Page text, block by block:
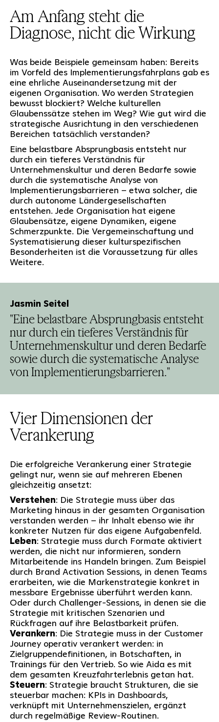
Am Anfang steht die
Diagnose, nicht die Wirkung
Was beide Beispiele gemeinsam haben: Bereits
im Vorfeld des Implementierungsfahrplans gab es
eine ehrliche Auseinandersetzung mit der
eigenen Organisation. Wo werden Strategien
bewusst blockiert? Welche kulturellen
Glaubenssätze stehen im Weg? Wie gut wird die
strategische Ausrichtung in den verschiedenen
Bereichen tatsächlich verstanden?
Eine belastbare Absprungbasis entsteht nur
durch ein tieferes Verständnis für
Unternehmenskultur und deren Bedarfe sowie
durch die systematische Analyse von
Implementierungsbarrieren – etwa solcher, die
durch autonome Ländergesellschaften
entstehen. Jede Organisation hat eigene
Glaubensätze, eigene Dynamiken, eigene
Schmerzpunkte. Die Vergemeinschaftung und
Systematisierung dieser kulturspezifischen
Besonderheiten ist die Voraussetzung für alles
Weitere.
Jasmin Seitel
"Eine belastbare Absprungbasis entsteht
nur durch ein tieferes Verständnis für
Unternehmenskultur und deren Bedarfe
sowie durch die systematische Analyse
von Implementierungsbarrieren."
Vier Dimensionen der
Verankerung
Die erfolgreiche Verankerung einer Strategie
gelingt nur, wenn sie auf mehreren Ebenen
gleichzeitig ansetzt:
Verstehen: Die Strategie muss über das
Marketing hinaus in der gesamten Organisation
verstanden werden – ihr Inhalt ebenso wie ihr
konkreter Nutzen für das eigene Aufgabenfeld.
Leben: Strategie muss durch Formate aktiviert
werden, die nicht nur informieren, sondern
Mitarbeitende ins Handeln bringen. Zum Beispiel
durch Brand Activation Sessions, in denen Teams
erarbeiten, wie die Markenstrategie konkret in
messbare Ergebnisse überführt werden kann.
Oder durch Challenger-Sessions, in denen sie die
Strategie mit kritischen Szenarien und
Rückfragen auf ihre Belastbarkeit prüfen.
Verankern: Die Strategie muss in der Customer
Journey operativ verankert werden: in
Zielgruppendefinitionen, in Botschaften, in
Trainings für den Vertrieb. So wie Aida es mit
dem gesamten Kreuzfahrterlebnis getan hat.
Steuern: Strategie braucht Strukturen, die sie
steuerbar machen: KPIs in Dashboards,
verknüpft mit Unternehmenszielen, ergänzt
durch regelmäßige Review-Routinen.